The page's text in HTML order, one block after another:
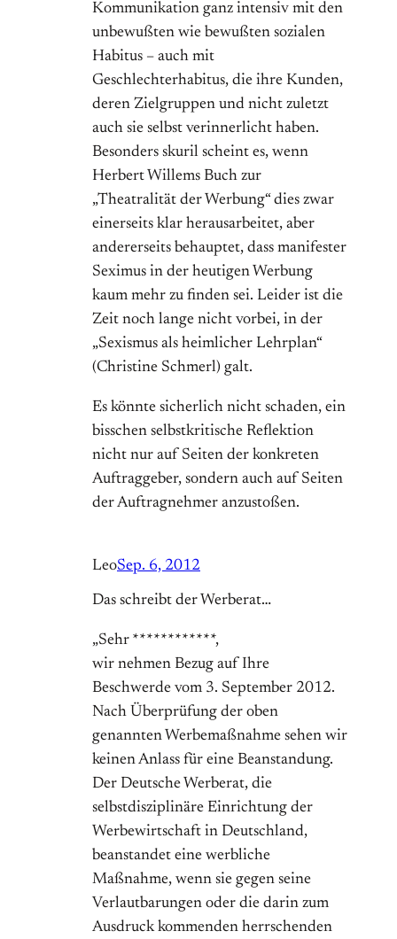
Kommunikation ganz intensiv mit den
unbewußten wie bewußten sozialen
Habitus – auch mit
Geschlechterhabitus, die ihre Kunden,
deren Zielgruppen und nicht zuletzt
auch sie selbst verinnerlicht haben.
Besonders skuril scheint es, wenn
Herbert Willems Buch zur
„Theatralität der Werbung“ dies zwar
einerseits klar herausarbeitet, aber
andererseits behauptet, dass manifester
Seximus in der heutigen Werbung
kaum mehr zu finden sei. Leider ist die
Zeit noch lange nicht vorbei, in der
„Sexismus als heimlicher Lehrplan“
(Christine Schmerl) galt.
Es könnte sicherlich nicht schaden, ein
bisschen selbstkritische Reflektion
nicht nur auf Seiten der konkreten
Auftraggeber, sondern auch auf Seiten
der Auftragnehmer anzustoßen.
LeoSep. 6, 2012
Das schreibt der Werberat…
„Sehr ************,
wir nehmen Bezug auf Ihre
Beschwerde vom 3. September 2012.
Nach Überprüfung der oben
genannten Werbemaßnahme sehen wir
keinen Anlass für eine Beanstandung.
Der Deutsche Werberat, die
selbstdisziplinäre Einrichtung der
Werbewirtschaft in Deutschland,
beanstandet eine werbliche
Maßnahme, wenn sie gegen seine
Verlautbarungen oder die darin zum
Ausdruck kommenden herrschenden